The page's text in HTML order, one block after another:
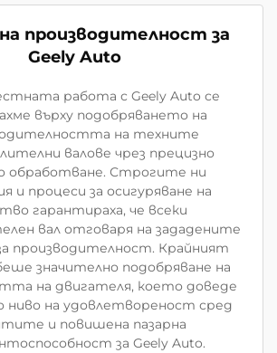
производителност за
Geely Auto
работа с Geely Auto се
върху подобряването на
на техните
валове чрез прецизно
обработване. Строгите ни
и процеси за осигуряване на
гарантираха, че всеки
вал отговаря на зададените
производителност. Крайният
значително подобряване на
на двигателя, което доведе
ниво на удовлетвореност сред
и повишена пазарна
за Geely Auto.